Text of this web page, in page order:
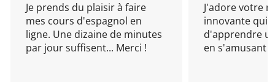
Je prends du plaisir à faire
mes cours d'espagnol en
ligne. Une dizaine de minutes
par jour suffisent... Merci !
J'adore votre
innovante qui
d'apprendre
en s'amusant !